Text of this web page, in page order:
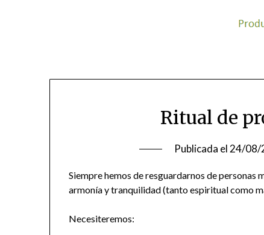
Ritual de
Publicada el 24/08/
Siempre hemos de resguardarnos de personas
armonía y tranquilidad (tanto espiritual como
Necesiteremos: